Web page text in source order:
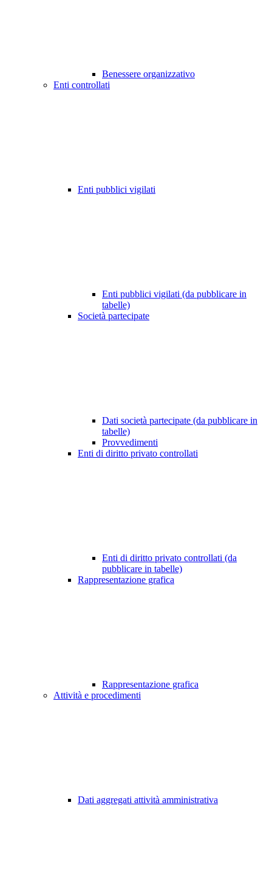
Benessere organizzativo
Enti controllati
Enti pubblici vigilati
Enti pubblici vigilati (da pubblicare in
tabelle)
Società partecipate
Dati società partecipate (da pubblicare in
tabelle)
Provvedimenti
Enti di diritto privato controllati
Enti di diritto privato controllati (da
pubblicare in tabelle)
Rappresentazione grafica
Rappresentazione grafica
Attività e procedimenti
Dati aggregati attività amministrativa